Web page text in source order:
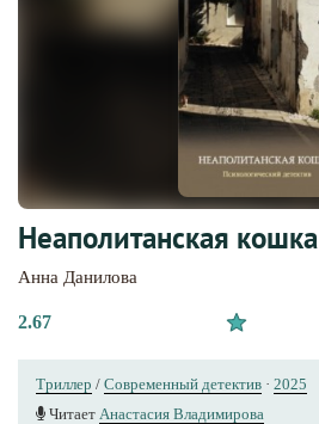
Неаполитанская кошка
Анна Данилова
2.67
Триллер / Современный детектив · 2025
Читает Анастасия Владимирова